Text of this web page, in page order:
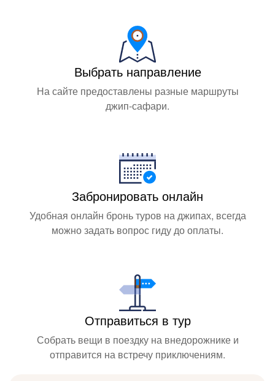
Выбрать направление
На сайте предоставлены разные маршруты
джип-сафари.
Забронировать онлайн
Удобная онлайн бронь туров на джипах, всегда
можно задать вопрос гиду до оплаты.
Отправиться в тур
Собрать вещи в поездку на внедорожнике и
отправится на встречу приключениям.